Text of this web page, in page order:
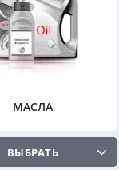
МАСЛА
ВЫБРАТЬ